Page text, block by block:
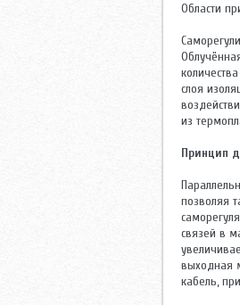
Области
слоя
из
Принцип
позволяя
связей в
выходная
кабель,